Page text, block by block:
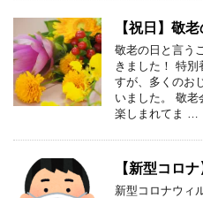
【祝日】敬
敬老の日と言う
きました！ 特
すが、多くのお
いました。 敬老
楽しまれてま …
【新型コロ
新型コロナウィ